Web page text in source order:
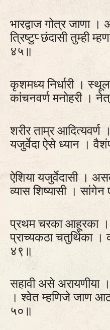
भारद्वाज गोत्र जाणा ।
त्रिष्टुप्‍ छंदासी तुम्ही
४५॥
कृशमध्य निर्धारी ।
कांचनवर्ण मनोहरी ।
शरीर ताम्र आदित्यवर्ण
यजुर्वेदा ऐसे ध्यान ।
ऐशिया यजुर्वेदासी ।
व्यास शिष्यासी ।
प्रथम चरका आहूरका ।
प्राच्यकठा चतुर्थिका
४९॥
सहावी असे अरायणीया ।
। श्वेत म्हणिजे जाण
५०॥